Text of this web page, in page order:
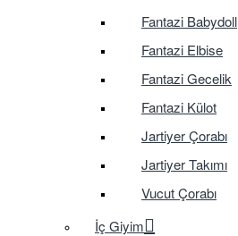
Fantazi Babydoll
Fantazi Elbise
Fantazi Gecelik
Fantazi Külot
Jartiyer Çorabı
Jartiyer Takımı
Vucut Çorabı
İç Giyim